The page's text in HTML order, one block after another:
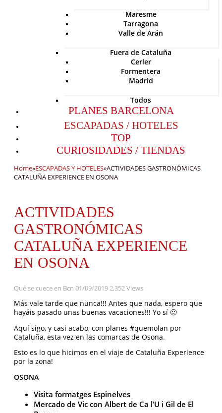
Maresme
Tarragona
Valle de Arán
Fuera de Cataluña
Cerler
Formentera
Madrid
Todos
PLANES BARCELONA
ESCAPADAS / HOTELES
TOP
CURIOSIDADES / TIENDAS
Home»ESCAPADAS Y HOTELES»ACTIVIDADES GASTRONÓMICAS
CATALUÑA EXPERIENCE EN OSONA
ACTIVIDADES
GASTRONÓMICAS
CATALUÑA EXPERIENCE
EN OSONA
Qué se cuece en Bcn 01/09/20192,352 Views
Más vale tarde que nunca!!! Antes que nada, espero que
hayáis pasado unas buenas vacaciones!!! Yo sí 🙂
Aquí sigo, y casi acabo, con planes #quemolan por
Cataluña, esta vez en las comarcas de Osona.
Esto es lo que hicimos en el viaje de Cataluña Experience
por la zona!
OSONA
Visita formatges Espinelves
Mercado de Vic con Albert de Ca l’U i Gil de El